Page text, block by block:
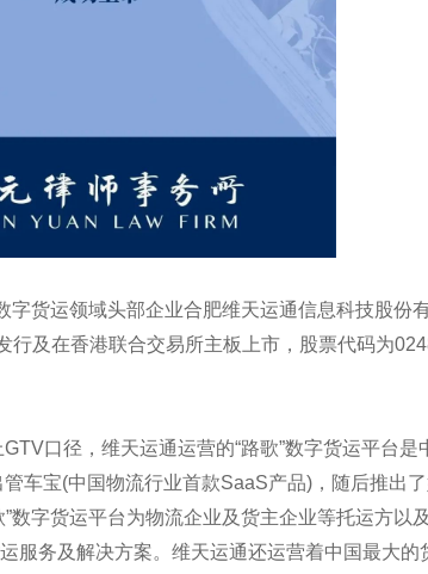
货运领域头部企业合肥维天运通信息科技股份
行及在香港联合交易所主板上市，股票代码为
口径，维天运通运营的“路歌”数字货运平台是
车宝(中国物流行业首款SaaS产品)，随后推出
数字货运平台为物流企业及货主企业等托运方以
服务及解决方案。维天运通还运营着中国最大的